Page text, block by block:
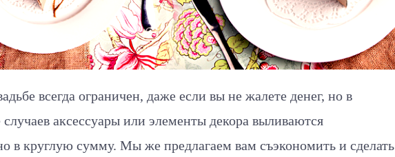
всегда ограничен, даже если вы не жалете денег, но в
аксессуары или элементы декора выливаются
в круглую сумму. Мы же предлагаем вам съэкономить и сделать